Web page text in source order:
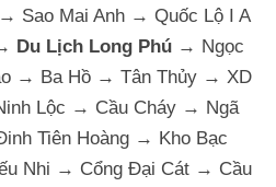
Sao Mai Anh → Quốc Lộ I A
Du Lịch Long Phú → Ngọc
→ Ba Hồ → Tân Thủy → XD
Lộc → Cầu Cháy → Ngã
Tiên Hoàng → Kho Bạc
Nhi → Cổng Đại Cát → Cầu